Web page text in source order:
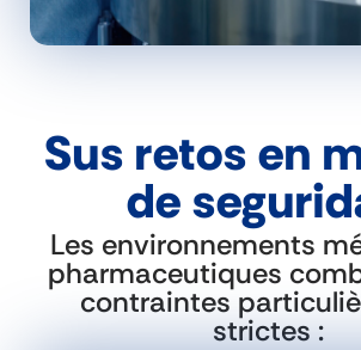
Sus retos en
de
Les environnements
pharmaceutiques
contraintes
strictes :